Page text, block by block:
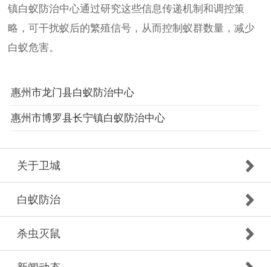
镇白蚁防治中心通过研究这些信息传递机制和调控策
略，可干扰蚁后的繁殖信号，从而控制蚁群数量，减少
白蚁危害。
惠州市龙门县白蚁防治中心
惠州市博罗县长宁镇白蚁防治中心
关于卫城
白蚁防治
杀虫灭鼠